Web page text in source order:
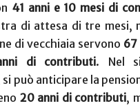
41 anni e 10 mesi di
di attesa di tre mesi,
di vecchiaia servono 67
di contributi. Nel
può anticipare la
20 anni di contributi,